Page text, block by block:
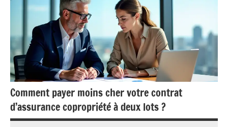
Comment payer moins cher votre contrat
d’assurance copropriété à deux lots ?